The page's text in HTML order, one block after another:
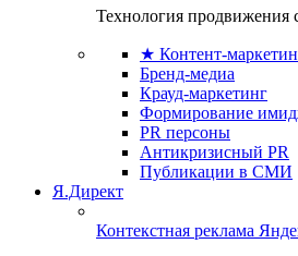
Технология
★ Контент-
Бренд-медиа
Крауд-маркетинг
Формирование
PR персоны
Антикризисный PR
Публикации в СМИ
Я.Директ
Контекстная реклама